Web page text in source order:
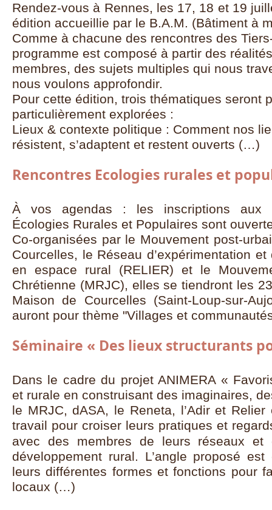
Rendez-vous à Rennes, les 17, 18 et 19
édition accueillie par le B.A.M. (Bâtiment à
Comme à chacune des rencontres des
programme est composé à partir des
membres, des sujets multiples qui nous
nous voulons approfondir.
Pour cette édition, trois thématiques seront
particulièrement explorées :
Lieux & contexte politique : Comment nos
résistent, s’adaptent et restent ouverts (…)
Rencontres Ecologies rurales et
À vos agendas : les inscriptions aux
Écologies Rurales et Populaires sont
Co-organisées par le Mouvement post-
Courcelles, le Réseau d’expérimentation
en espace rural (RELIER) et le
Chrétienne (MRJC), elles se tiendront les
Maison de Courcelles (Saint-Loup-sur-
auront pour thème "Villages et
Séminaire « Des lieux structurants
Dans le cadre du projet ANIMERA «
et rurale en construisant des imaginaires,
le MRJC, dASA, le Reneta, l’Adir et
travail pour croiser leurs pratiques et
avec des membres de leurs réseaux et
développement rural. L’angle proposé
leurs différentes formes et fonctions pour
locaux (…)